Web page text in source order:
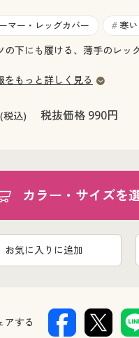
大き
りの薄手レッグウォーマー。※写
マー・レッグカバー # 寒
の下にも履ける、薄手のレッ
をもっと詳しく見る
(税込) 税抜価格 990円
カラー・サイズを
お気に入りに追加
アする